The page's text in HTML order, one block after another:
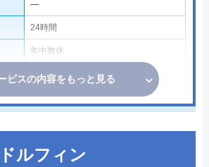
―
24時間
年中無休
ビスの内容をもっと見る
ルフィン